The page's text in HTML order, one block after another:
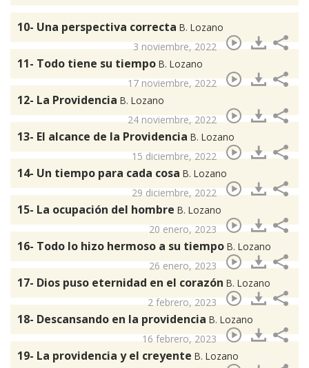
10- Una perspectiva correcta B. Lozano
3 noviembre, 2022
11- Todo tiene su tiempo B. Lozano
17 noviembre, 2022
12- La Providencia B. Lozano
24 noviembre, 2022
13- El alcance de la Providencia B. Lozano
15 diciembre, 2022
14- Un tiempo para cada cosa B. Lozano
29 diciembre, 2022
15- La ocupación del hombre B. Lozano
20 enero, 2023
16- Todo lo hizo hermoso a su tiempo B. Lozano
26 enero, 2023
17- Dios puso eternidad en el corazón B. Lozano
2 febrero, 2023
18- Descansando en la providencia B. Lozano
16 febrero, 2023
19- La providencia y el creyente B. Lozano